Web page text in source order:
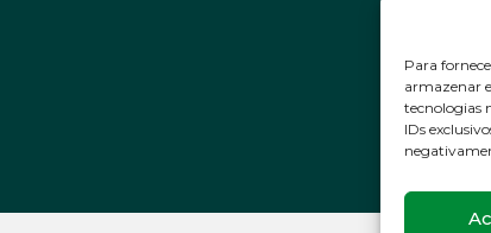
Para
armazenar
tecnologias
IDs